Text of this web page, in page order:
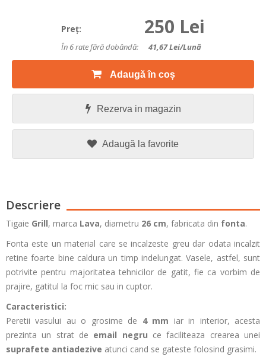
Preţ: 250 Lei
În 6 rate fără dobândă: 41,67Lei/lună
Adaugă în coș
Rezerva in magazin
Adaugă la favorite
Descriere
Tigaie Grill, marca Lava, diametru 26 cm, fabricata din fonta.
Fonta este un material care se incalzeste greu dar odata incalzit
retine foarte bine caldura un timp indelungat. Vasele, astfel, sunt
potrivite pentru majoritatea tehnicilor de gatit, fie ca vorbim de
prajire, gatitul la foc mic sau in cuptor.
Caracteristici:
Peretii vasului au o grosime de 4 mm iar in interior, acesta
prezinta un strat de email negru ce faciliteaza crearea unei
suprafete antiadezive atunci cand se gateste folosind grasimi.